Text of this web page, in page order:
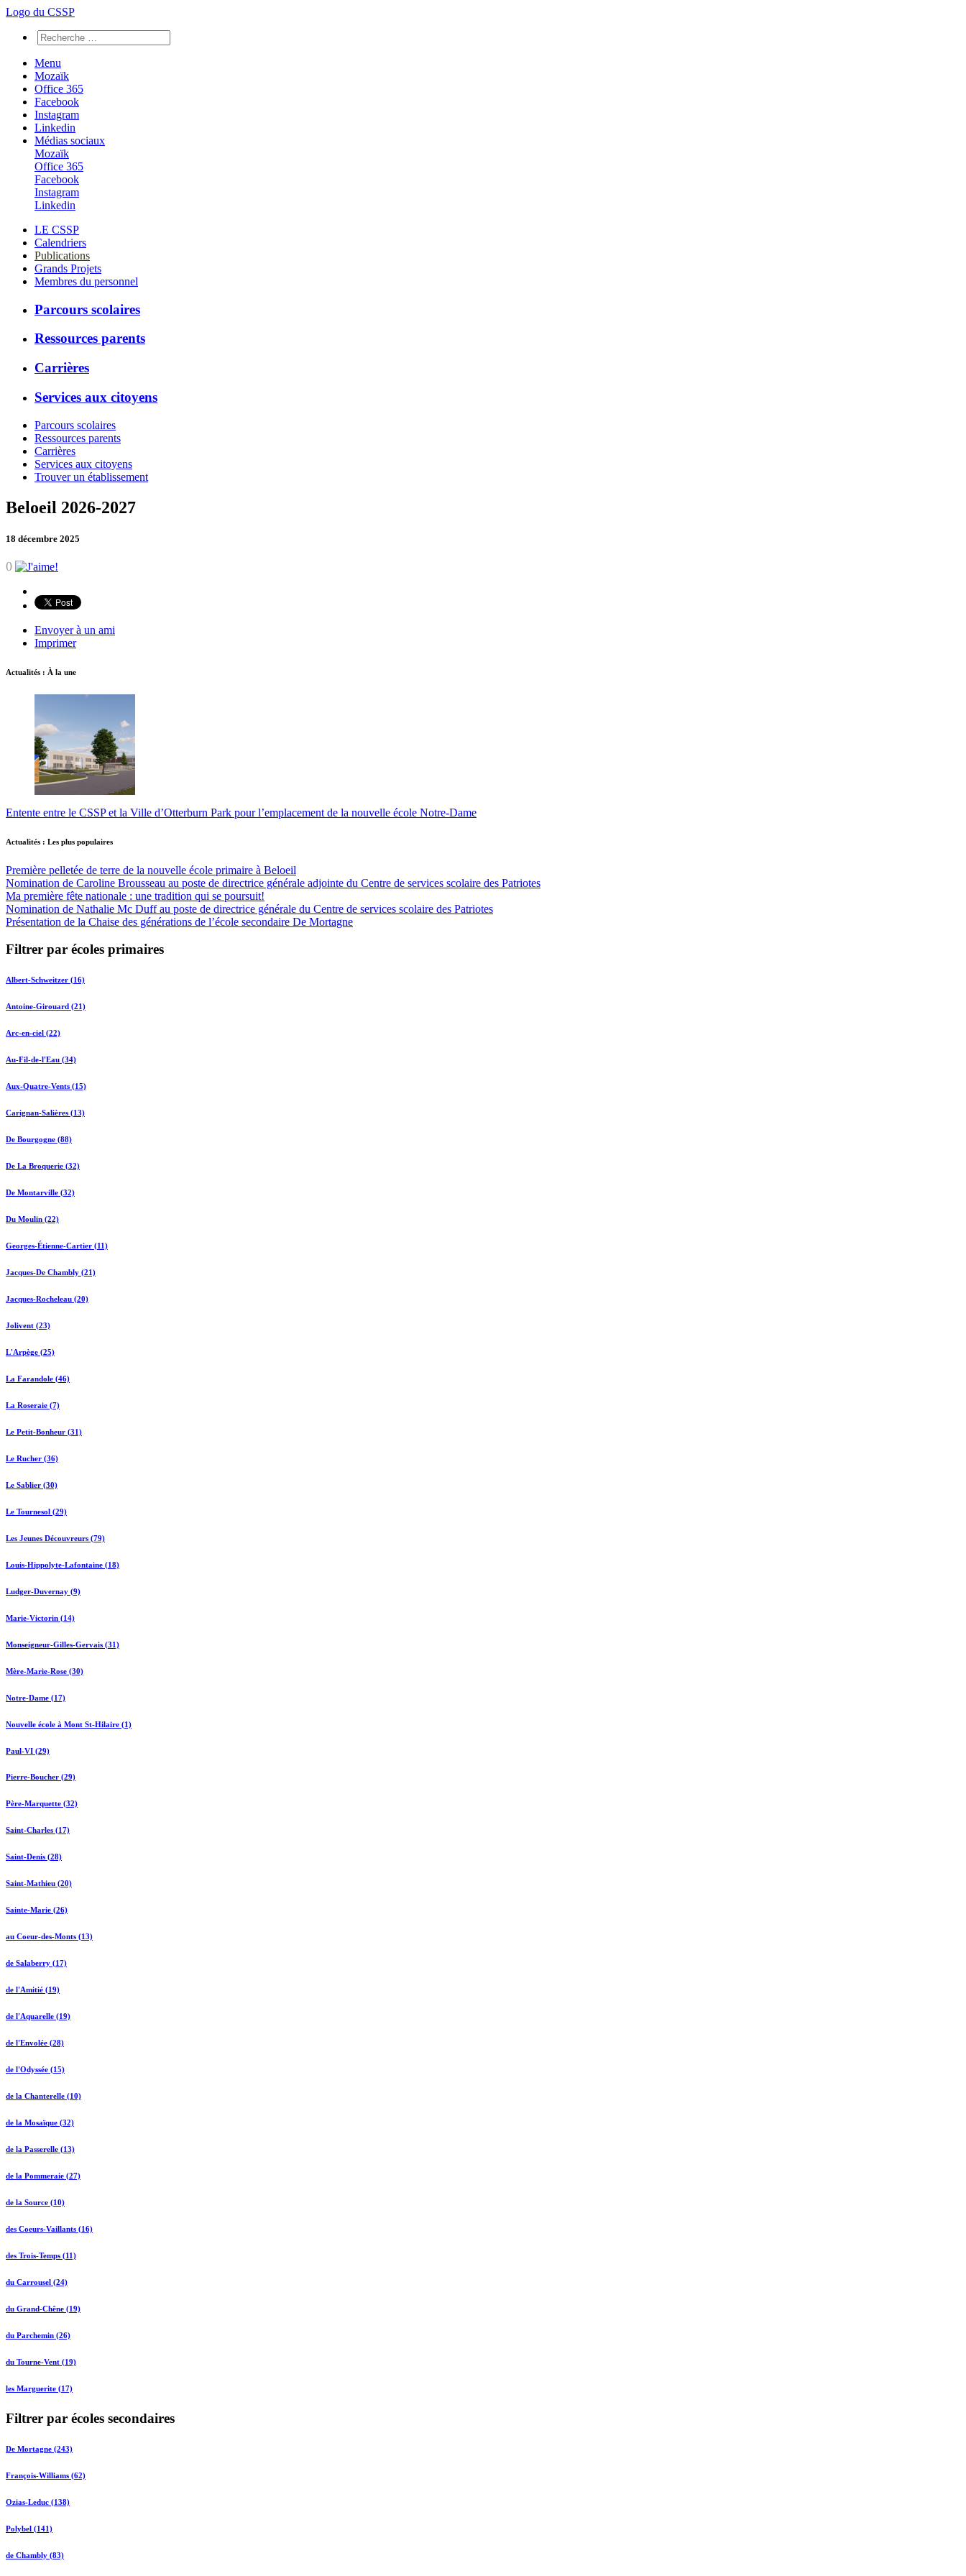
Logo du CSSP
Menu
Mozaïk
Office 365
Facebook
Instagram
Linkedin
Médias sociaux
Mozaïk
Office 365
Facebook
Instagram
Linkedin
LE CSSP
Calendriers
Publications
Grands Projets
Membres du personnel
Parcours scolaires
Ressources parents
Carrières
Services aux citoyens
Parcours scolaires
Ressources parents
Carrières
Services aux citoyens
Trouver un établissement
Beloeil 2026-2027
18 décembre 2025
0
Envoyer à un ami
Imprimer
Actualités : À la une
Entente entre le CSSP et la Ville d’Otterburn Park pour l’emplacement de la nouvelle école Notre-Dame
Actualités : Les plus populaires
Première pelletée de terre de la nouvelle école primaire à Beloeil
Nomination de Caroline Brousseau au poste de directrice générale adjointe du Centre de services scolaire des Patriotes
Ma première fête nationale : une tradition qui se poursuit!
Nomination de Nathalie Mc Duff au poste de directrice générale du Centre de services scolaire des Patriotes
Présentation de la Chaise des générations de l’école secondaire De Mortagne
Filtrer par écoles primaires
Albert-Schweitzer (16)
Antoine-Girouard (21)
Arc-en-ciel (22)
Au-Fil-de-l'Eau (34)
Aux-Quatre-Vents (15)
Carignan-Salières (13)
De Bourgogne (88)
De La Broquerie (32)
De Montarville (32)
Du Moulin (22)
Georges-Étienne-Cartier (11)
Jacques-De Chambly (21)
Jacques-Rocheleau (20)
Jolivent (23)
L'Arpège (25)
La Farandole (46)
La Roseraie (7)
Le Petit-Bonheur (31)
Le Rucher (36)
Le Sablier (30)
Le Tournesol (29)
Les Jeunes Découvreurs (79)
Louis-Hippolyte-Lafontaine (18)
Ludger-Duvernay (9)
Marie-Victorin (14)
Monseigneur-Gilles-Gervais (31)
Mère-Marie-Rose (30)
Notre-Dame (17)
Nouvelle école à Mont St-Hilaire (1)
Paul-VI (29)
Pierre-Boucher (29)
Père-Marquette (32)
Saint-Charles (17)
Saint-Denis (28)
Saint-Mathieu (20)
Sainte-Marie (26)
au Coeur-des-Monts (13)
de Salaberry (17)
de l'Amitié (19)
de l'Aquarelle (19)
de l'Envolée (28)
de l'Odyssée (15)
de la Chanterelle (10)
de la Mosaïque (32)
de la Passerelle (13)
de la Pommeraie (27)
de la Source (10)
des Coeurs-Vaillants (16)
des Trois-Temps (11)
du Carrousel (24)
du Grand-Chêne (19)
du Parchemin (26)
du Tourne-Vent (19)
les Marguerite (17)
Filtrer par écoles secondaires
De Mortagne (243)
François-Williams (62)
Ozias-Leduc (138)
Polybel (141)
de Chambly (83)